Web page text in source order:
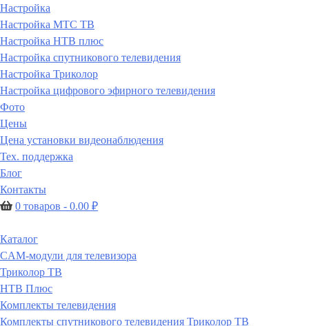
Настройка
Настройка МТС ТВ
Настройка НТВ плюс
Настройка спутникового телевидения
Настройка Триколор
Настройка цифрового эфирного телевидения
Фото
Цены
Цена установки видеонаблюдения
Тех. поддержка
Блог
Контакты
0 товаров - 0.00 ₽
Каталог
CAM-модули для телевизора
Триколор ТВ
НТВ Плюс
Комплекты телевидения
Комплекты спутникового телевидения Триколор ТВ